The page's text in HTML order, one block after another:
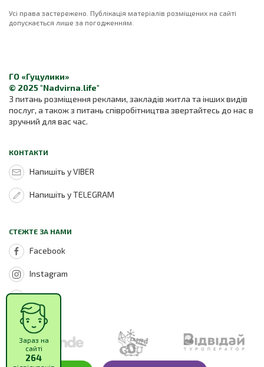
Усі права застережено. Публікація матеріалів розміщених на сайті
допускається лише за погодженням.
ГО «Гуцулики»
© 2025 "Nadvirna.life"
З питань розміщення реклами, закладів житла та інших видів
послуг, а також з питань співробітництва звертайтесь до нас в
зручний для вас час.
КОНТАКТИ
Напишіть у VIBER
Напишіть у TELEGRAM
СТЕЖТЕ ЗА НАМИ
Facebook
Instagram
Youtube
Зараз на
сайті
264